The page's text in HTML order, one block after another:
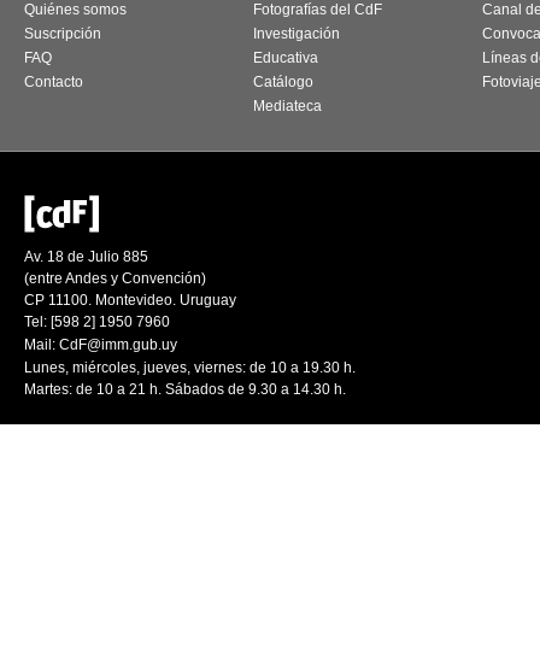
Quiénes somos
Suscripción
FAQ
Contacto
Fotografías del CdF
Investigación
Educativa
Catálogo
Mediateca
Canal
Líneas
Av. 18 de Julio 885
(entre Andes y Convención)
CP 11100. Montevideo. Uruguay
Tel: [598 2] 1950 7960
Mail: CdF@imm.gub.uy
Lunes, miércoles, jueves, viernes: de 10 a 19.30 h.
Martes: de 10 a 21 h. Sábados de 9.30 a 14.30 h.